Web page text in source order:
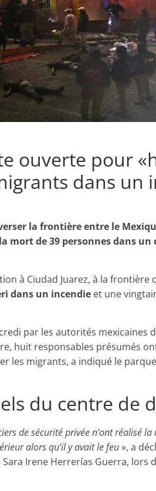
ouverte pour
dans un
la frontière entre le
mort de 39 personnes dans
à Ciudad Juarez, à la frontière
dans un incendie et une
par les autorités mexicaines
huit responsables présumés
les migrants, a indiqué le
du centre de
de sécurité privée n’ont réalisé
alors qu’il y avait le feu», a
Irene Herrerías Guerra, lors